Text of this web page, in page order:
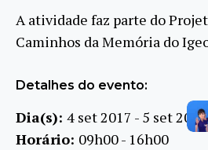
A atividade faz parte do
Caminhos da Memória do
Detalhes do evento:
Dia(s): 4 set 2017 - 5 set 2017
Horário: 09h00 - 16h00